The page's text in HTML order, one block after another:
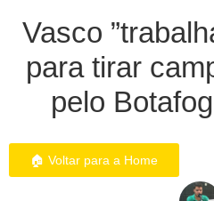
Vasco
para tirar
pelo
🏠 Voltar para a Home